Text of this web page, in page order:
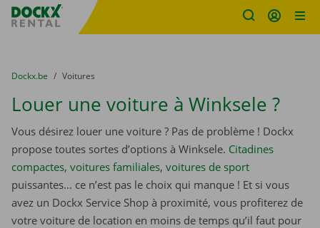
sitename
You are here:
du
Dockx.be to
Voitures
Louer une voiture à Winksele ?
Vous désirez louer une voiture ? Pas de problème ! Dockx
propose toutes sortes d’options à Winksele. Citadines
compactes, voitures familiales, voitures de sport
puissantes… ce n’est pas le choix qui manque ! Et si vous
avez un Dockx Service Shop à proximité, vous profiterez de
votre voiture de location en moins de temps qu’il faut pour